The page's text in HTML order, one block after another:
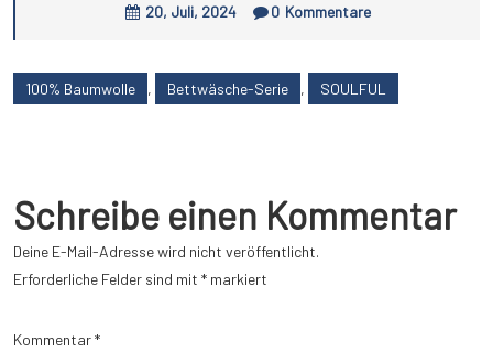
20, Juli, 2024 0 Kommentare
100% Baumwolle , Bettwäsche-Serie , SOULFUL
Schreibe einen Kommentar
Deine E-Mail-Adresse wird nicht veröffentlicht.
Erforderliche Felder sind mit * markiert
Kommentar*